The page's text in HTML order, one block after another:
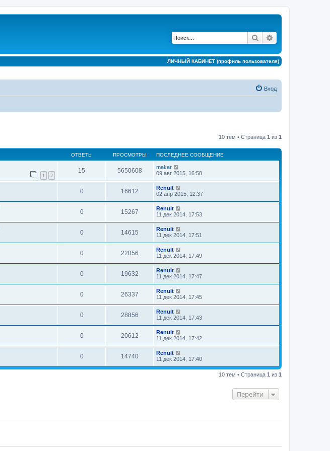
Поиск
ЛИЧНЫЙ КАБИНЕТ (профиль пользователя)
Вход
10 тем • Страница 1 из 1
ОТВЕТЫ ПРОСМОТРЫ ПОСЛЕДНЕЕ СООБЩЕНИЕ
1 2
15 5650608
makar
09 авг 2015, 16:58
0 16612
Renult
02 апр 2015, 12:37
0 15267
Renult
11 дек 2014, 17:53
0 14615
Renult
11 дек 2014, 17:51
0 22056
Renult
11 дек 2014, 17:49
0 19632
Renult
11 дек 2014, 17:47
0 26337
Renult
11 дек 2014, 17:45
0 28856
Renult
11 дек 2014, 17:43
0 20612
Renult
11 дек 2014, 17:42
0 14740
Renult
11 дек 2014, 17:40
10 тем • Страница 1 из 1
Перейти